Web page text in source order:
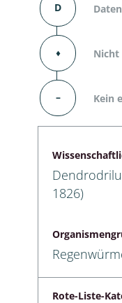
D
⬧
– Kein
1826)
Rote-Liste-